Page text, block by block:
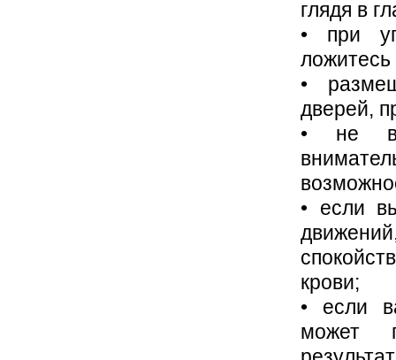
глядя в
• при
•
дверей,
• не
• если
крови;
• если
может